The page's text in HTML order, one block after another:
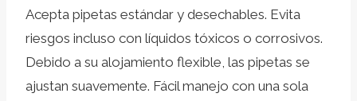
Acepta pipetas estándar y desechables. Evita
riesgos incluso con líquidos tóxicos o corrosivos.
Debido a su alojamiento flexible, las pipetas se
ajustan suavemente. Fácil manejo con una sola